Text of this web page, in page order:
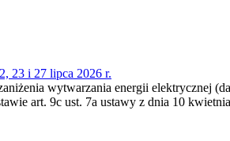
23 i 27 lipca 2026 r.
wytwarzania energii elektrycznej
art. 9c ust. 7a ustawy z dnia 10